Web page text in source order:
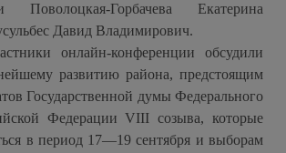
Горбачева Екатерина
Давид Владимирович.
онлайн-конференции обсудили
развитию района, предстоящим
Государственной думы Федерального
Федерации VIII созыва, которые
в период 17—19 сентября и выборам